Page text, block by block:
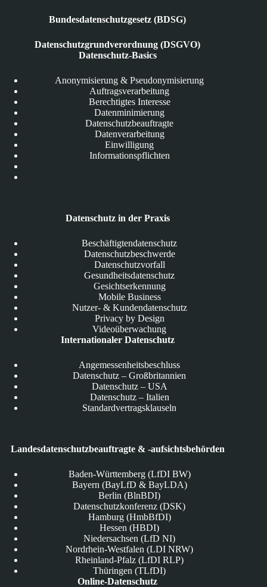
Bundesdatenschutzgesetz (BDSG)
Datenschutzgrundverordnung (DSGVO)
Datenschutz-Basics
Anonymisierung & Pseudonymisierung
Auftragsverarbeitung
Berechtigtes Interesse
Datenminimierung
Datenschutzbeauftragte
Datenverarbeitung
Einwilligung
Informationspflichten
Datenschutz in der Praxis
Beschäftigtendatenschutz
Datenschutzbeschwerde
Datenschutzvorfall
Gesundheitsdatenschutz
Gesichtserkennung
Mobile Business
Nutzer- & Kundendatenschutz
Privacy by Design
Videoüberwachung
Internationaler Datenschutz
Angemessenheitsbeschluss
Datenschutz – Großbritannien
Datenschutz – USA
Datenschutz – Italien
Standardvertragsklauseln
Landesdatenschutzbeauftragte & -aufsichtsbehörden
Baden-Württemberg (LfDI BW)
Bayern (BayLfD & BayLDA)
Berlin (BlnBDI)
Datenschutzkonferenz (DSK)
Hamburg (HmbBfDI)
Hessen (HBDI)
Niedersachsen (LfD NI)
Nordrhein-Westfalen (LDI NRW)
Rheinland-Pfalz (LfDI RLP)
Thüringen (TLfDI)
Online-Datenschutz